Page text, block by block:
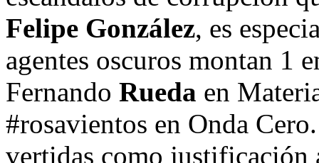
Felipe González, es
agentes oscuros montan 1
Fernando Rueda en
#rosavientos en Onda
vertidas como justificación